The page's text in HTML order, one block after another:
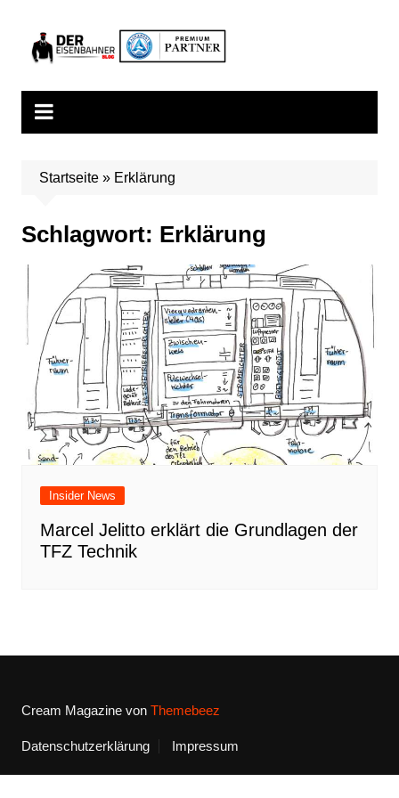
springen
Startseite» Erklärung
Schlagwort: Erklärung
Insider News
Marcel Jelitto erklärt die Grundlagen der
TFZ Technik
Cream Magazine von Themebeez
Datenschutzerklärung Impressum